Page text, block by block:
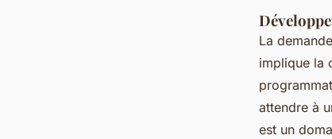
La
implique la
attendre à
est un